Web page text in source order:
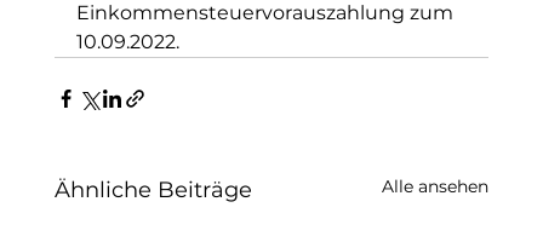
Einkommensteuervorauszahlung zum
10.09.2022.
Ähnliche Beiträge Alle ansehen